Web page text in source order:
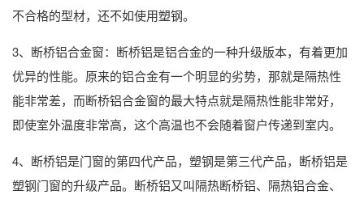
不合格的型材，还不如使用塑钢。
3、断桥铝合金窗：断桥铝是铝合金的一种升级版本，有着更加
优异的性能。原来的铝合金有一个明显的劣势，那就是隔热性
能非常差，而断桥铝合金窗的最大特点就是隔热性能非常好，
即使室外温度非常高，这个高温也不会随着窗户传递到室内。
4、断桥铝是门窗的第四代产品，塑钢是第三代产品，断桥铝是
塑钢门窗的升级产品。断桥铝又叫隔热断桥铝、隔热铝合金、